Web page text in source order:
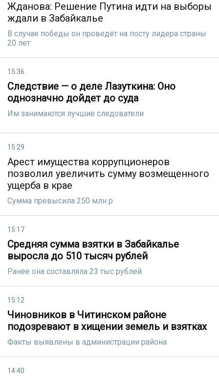
Жданова: Решение Путина идти на выборы
ждали в Забайкалье
В случае победы он проведёт на посту лидера страны
20 лет
15:36
Следствие — о деле Лазуткина: Оно
однозначно дойдет до суда
Им занимаются лучшие следователи
15:29
Арест имущества коррупционеров
позволил увеличить сумму возмещенного
ущерба в крае
Сумма превысила 250 млн р
15:17
Средняя сумма взятки в Забайкалье
выросла до 510 тысяч рублей
Ранее она составляла 23 тыс рублей
15:12
Чиновников в Читинском районе
подозревают в хищении земель и взятках
Факты выявлены в администрации района
14:40